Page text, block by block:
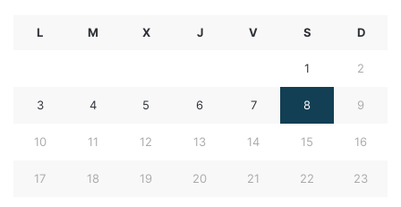
L M X J V S D
1 2
3 4 5 6 7 8 9
10 11 12 13 14 15 16
17 18 19 20 21 22 23